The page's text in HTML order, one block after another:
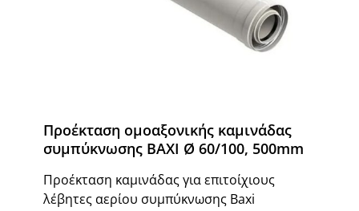
Προέκταση ομοαξονικής καμινάδας
συμπύκνωσης BAXI Ø 60/100, 500mm
Προέκταση καμινάδας για επιτοίχιους
λέβητες αερίου συμπύκνωσης Baxi